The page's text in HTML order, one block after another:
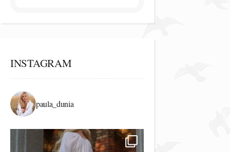
INSTAGRAM
paula_dunia